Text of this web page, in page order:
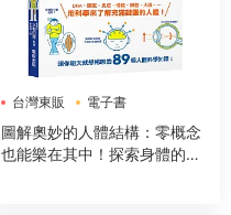
台灣東販 電子書
圖解奧妙的人體結構：零概念
也能樂在其中！探索身體的組